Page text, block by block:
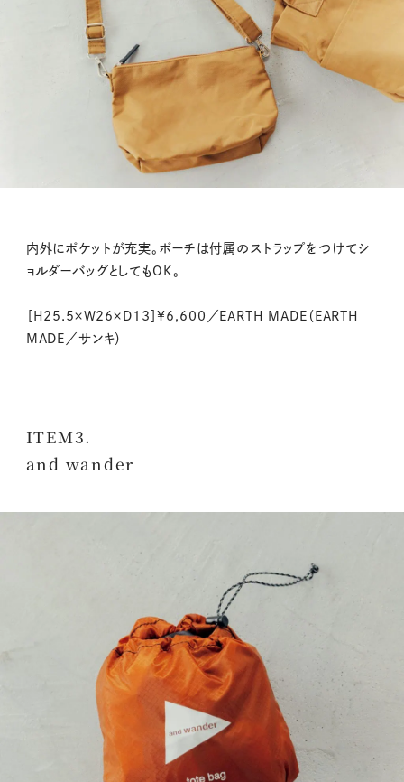
内外にポケットが充実。ポーチは付属のストラップをつけてシ
ョルダーバッグとしてもOK。
［H25.5×W26×D13］¥6,600／EARTH MADE（EARTH
MADE／サンキ）
ITEM3.
and wander